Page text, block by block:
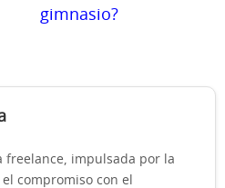
gimnasio?
freelance, impulsada por la
compromiso con el